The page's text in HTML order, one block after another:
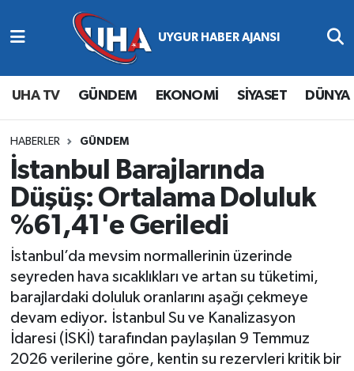
UHA TV GÜNDEM EKONOMİ SİYASET DÜNYA
HABERLER GÜNDEM
İstanbul Barajlarında
Düşüş: Ortalama Doluluk
%61,41'e Geriledi
İstanbul’da mevsim normallerinin üzerinde
seyreden hava sıcaklıkları ve artan su tüketimi,
barajlardaki doluluk oranlarını aşağı çekmeye
devam ediyor. İstanbul Su ve Kanalizasyon
İdaresi (İSKİ) tarafından paylaşılan 9 Temmuz
2026 verilerine göre, kentin su rezervleri kritik bir
Abone Ol
Gündem
Ekonomi
Magazin
Siyaset
Spor
Yaşam
Nöbetçi Eczaneler
Hava Durumu
Namaz Vakitleri
Trafik Durumu
Süper Lig Puan Durumu ve Fikstür
Tüm Manşetler
Son Dakika Haberleri
Haber Arşivi